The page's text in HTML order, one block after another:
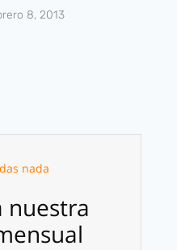
8, 2013
nada
nuestra